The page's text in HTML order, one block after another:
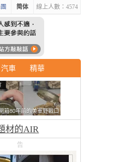
線上人數：4574
简体
汽車 精華
箱80年前的美軍野戰口
本身保存良好，但裡
道...
材的AIR
告